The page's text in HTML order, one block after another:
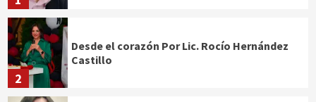
2
Desde el corazón Por Lic. Rocío Hernández
Castillo